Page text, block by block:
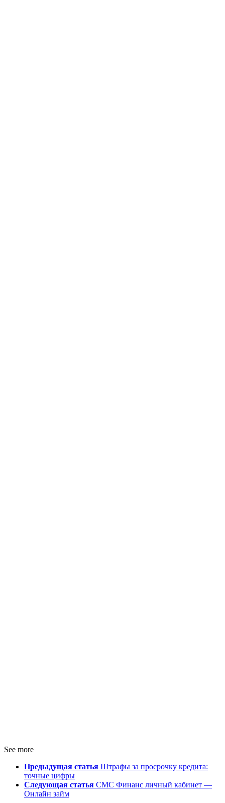
See more
Предыдущая статья Штрафы за просрочку кредита:
точные цифры
Следующая статья СМС Финанс личный кабинет —
Онлайн займ